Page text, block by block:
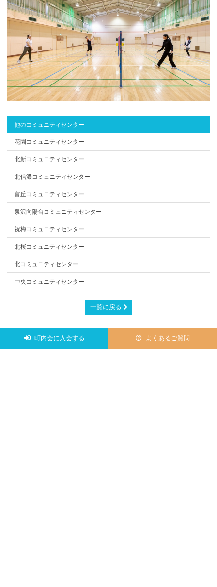
他のコミュニティセンター
花園コミュニティセンター
北新コミュニティセンター
北信濃コミュニティセンター
富丘コミュニティセンター
泉沢向陽台コミュニティセンター
祝梅コミュニティセンター
北桜コミュニティセンター
北コミュニティセンター
中央コミュニティセンター
一覧に戻る
町内会に入会する よくあるご質問